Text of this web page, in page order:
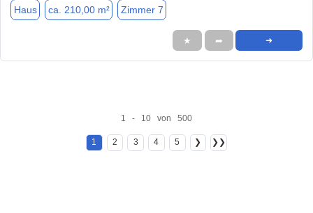
Haus ca. 210,00 m² Zimmer 7
★ ➦ ➜
1 - 10 von 500
1 2 3 4 5 ❯ ❯❯